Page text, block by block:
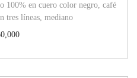
100% en cuero color negro, café
tres líneas, mediano